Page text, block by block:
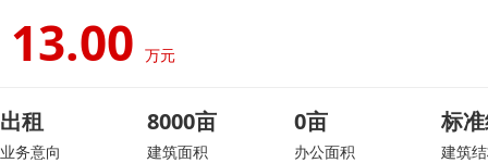
13.00 万元
出租
业务意向
8000亩
建筑面积
0亩
办公面积
标
建筑